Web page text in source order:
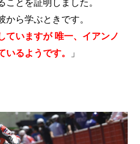
ことを証明しました。
から学ぶときです。
ていますが 唯一、イアンノ
いるようです。
」